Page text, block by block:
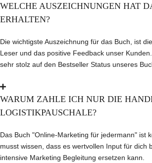
WELCHE AUSZEICHNUNGEN HAT
ERHALTEN?
Die wichtigste Auszeichnung für das Buch, ist
Leser und das positive Feedback unser
sehr stolz auf den Bestseller Status unseres
WARUM ZAHLE ICH NUR DIE
LOGISTIKPAUSCHALE?
Das Buch "Online-Marketing für jedermann" ist
musst wissen, dass es wertvollen Input für dich
intensive Marketing Begleitung ersetzen kann.